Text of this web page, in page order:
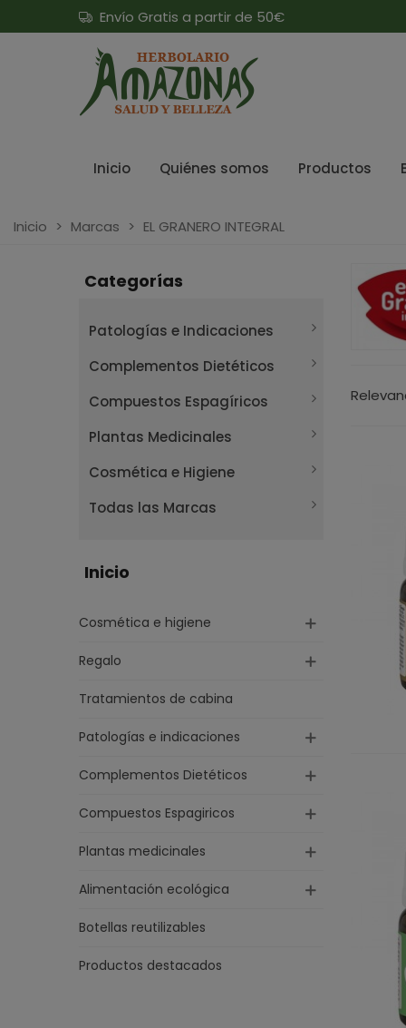
Envío Gratis a partir de 50€
Inicio Quiénes somos Productos
Inicio > Marcas > EL GRANERO INTEGRAL
Categorías
Patologías e Indicaciones
Complementos Dietéticos
Compuestos Espagíricos
Plantas Medicinales
Cosmética e Higiene
Todas las Marcas
Inicio
Cosmética e higiene
Regalo
Tratamientos de cabina
Patologías e indicaciones
Complementos Dietéticos
Compuestos Espagiricos
Plantas medicinales
Alimentación ecológica
Botellas reutilizables
Productos destacados